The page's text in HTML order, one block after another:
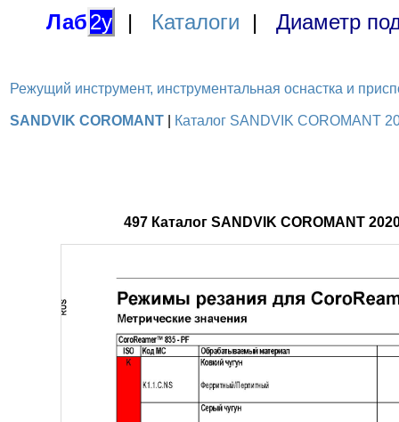
Лаб2у | Каталоги | Диаметр
Режущий инструмент, инструментальная оснастка и
SANDVIK COROMANT Каталог SANDVIK COROMANT
497 Каталог SANDVIK COROMANT